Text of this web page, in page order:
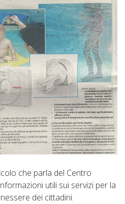
che parla del Centro
utili sui servizi per la
dei cittadini.